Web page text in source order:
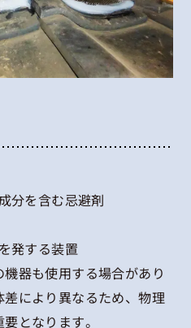
分を含む忌避剤
発する装置
器も使用する場合があり
により異なるため、物理
となります。